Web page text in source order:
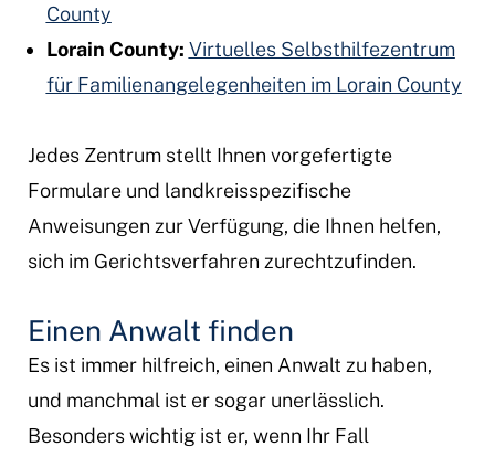
County
Lorain County: Virtuelles Selbsthilfezentrum
für Familienangelegenheiten im Lorain County
Jedes Zentrum stellt Ihnen vorgefertigte
Formulare und landkreisspezifische
Anweisungen zur Verfügung, die Ihnen helfen,
sich im Gerichtsverfahren zurechtzufinden.
Einen Anwalt finden
Es ist immer hilfreich, einen Anwalt zu haben,
und manchmal ist er sogar unerlässlich.
Besonders wichtig ist er, wenn Ihr Fall